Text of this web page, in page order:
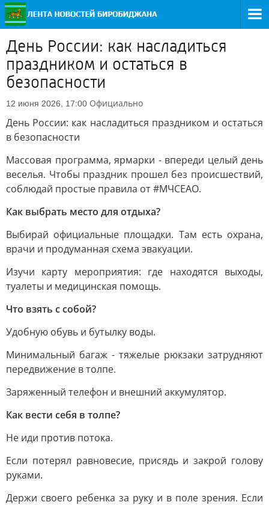
День России: как насладиться
праздником и остаться в
безопасности
12 июня 2026, 17:00 Официально
День России: как насладиться праздником и остаться
в безопасности
Массовая программа, ярмарки - впереди целый день
веселья. Чтобы праздник прошел без происшествий,
соблюдай простые правила от #МЧСЕАО.
Как выбрать место для отдыха?
Выбирай официальные площадки. Там есть охрана,
врачи и продуманная схема эвакуации.
Изучи карту мероприятия: где находятся выходы,
туалеты и медицинская помощь.
Что взять с собой?
Удобную обувь и бутылку воды.
Минимальный багаж - тяжелые рюкзаки затрудняют
передвижение в толпе.
Заряженный телефон и внешний аккумулятор.
Как вести себя в толпе?
Не иди против потока.
Если потерял равновесие, присядь и закрой голову
руками.
Держи своего ребенка за руку и в поле зрения. Если